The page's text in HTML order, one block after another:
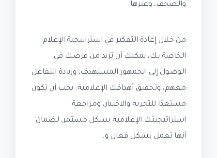
والصحف، وغيرها.
من خلال إعادة التفكير في استراتيجية الإعلام
الخاصة بك، يمكنك أن تزيد من فرصك في
الوصول إلى الجمهور المستهدف، وزيادة التفاعل
معهم، وتحقيق أهدافك الإعلامية. يجب أن تكون
مستعدًا للتجربة والاختبار، ومراجعة
استراتيجيتك الإعلامية بشكل مستمر، لضمان
أنها تعمل بشكل فعال و.